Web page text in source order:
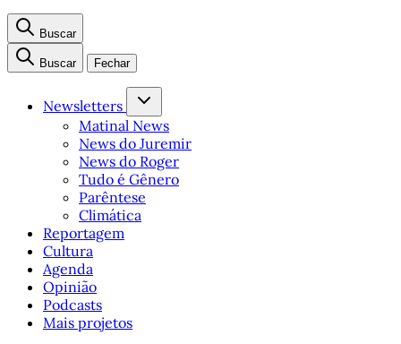
Buscar
Buscar Fechar
Newsletters
Matinal News
News do Juremir
News do Roger
Tudo é Gênero
Parêntese
Climática
Reportagem
Cultura
Agenda
Opinião
Podcasts
Mais projetos